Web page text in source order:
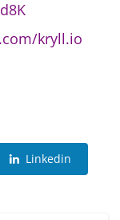
kryll.io
Linkedin